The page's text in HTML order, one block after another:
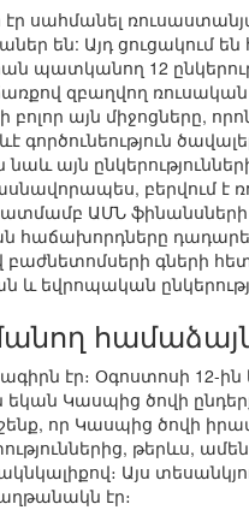
են: Այդ ցուցակում են
պատկանող 12
զբաղվող
այն միջոցները,
գործունեություն
այն
բերվում է
ԱՄՆ
բաժնետոմսերի գների
և եվրոպական
էր։ Օգոստոսի 12-
եկան Կասպից ծովի
որ Կասպից ծովի
թերևս,
Այս
էր։